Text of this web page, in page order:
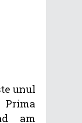
unul
Prima
am